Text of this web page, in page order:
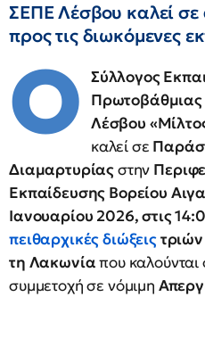
ΣΕΠΕ Λέσβου καλεί σε
προς τις διωκόμενες
Ο Σύλλογος
Πρωτοβάθμιας
Λέσβου
καλεί σε
Διαμαρτυρίαςστην
Εκπαίδευσης Βορείου
Ιανουαρίου 2026, στις
πειθαρχικές διώξεις
τη Λακωνίαπου καλούνται
συμμετοχή σε νόμιμη